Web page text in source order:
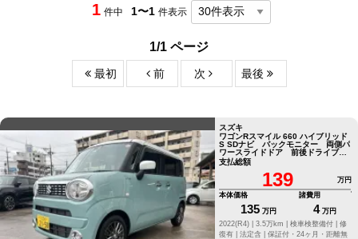
1 件中 1〜1 件表示
1/1 ページ
最初 前 次 最後
スズキ
ワゴンRスマイル 660 ハイブリッド
S SDナビ バックモニター 両側パ
ワースライドドア 前後ドライブレ
コーダー コーナーセンサー
支払総額
139
万円
本体価格
135 万円
諸費用
4 万円
2022(R4) |
3.5万km | 検車検整備付 | 修
復有 | 法定含 | 保証付・24ヶ月・距離無